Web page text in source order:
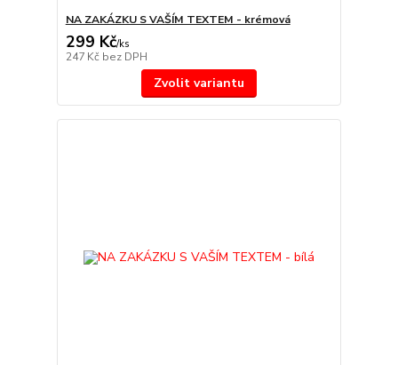
NA ZAKÁZKU S VAŠÍM TEXTEM - krémová
299 Kč/ks
247 Kč bez DPH
Zvolit variantu